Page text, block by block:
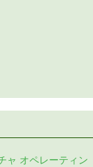
ャ オペレーティン